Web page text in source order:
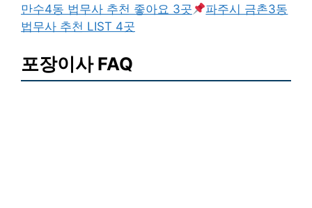
만수4동 법무사 추천 좋아요 3곳
파주시 금촌3동
법무사 추천 LIST 4곳
포장이사 FAQ